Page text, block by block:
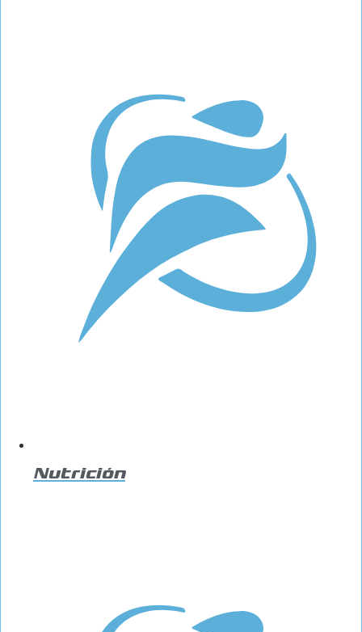
Nutrición